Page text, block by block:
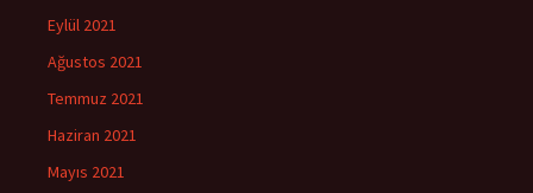
Eylül 2021
Ağustos 2021
Temmuz 2021
Haziran 2021
Mayıs 2021